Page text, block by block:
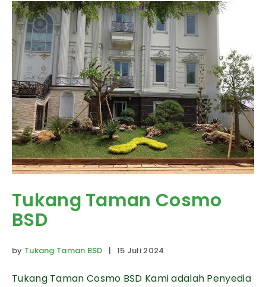
Tukang Taman Cosmo
BSD
by Tukang Taman BSD | 15 Juli 2024
Tukang Taman Cosmo BSD Kami adalah Penyedia